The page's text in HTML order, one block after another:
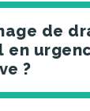
de
en
?